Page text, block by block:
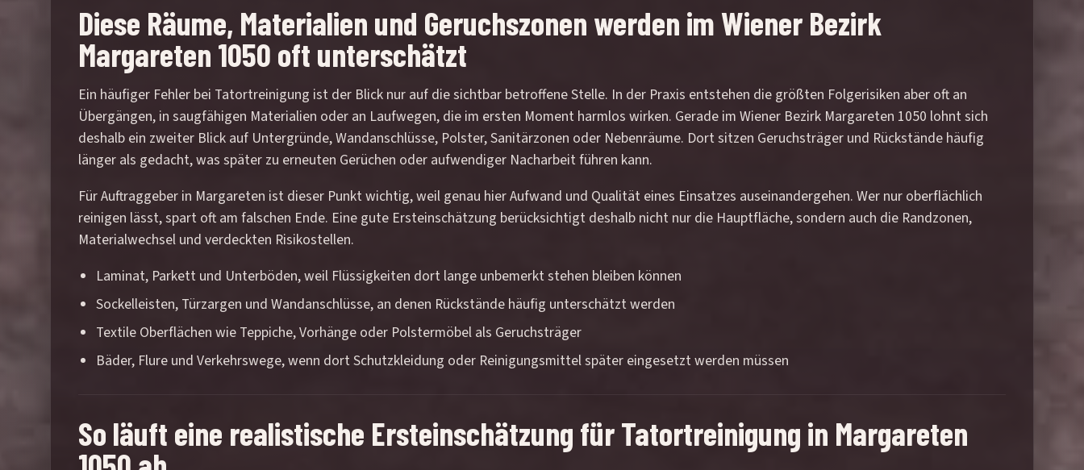
Diese Räume, Materialien und Geruchszonen werden im Wiener Bezirk
Margareten 1050 oft unterschätzt
Ein häufiger Fehler bei Tatortreinigung ist der Blick nur auf die sichtbar betroffene Stelle. In der Praxis entstehen die größten Folgerisiken aber oft an
Übergängen, in saugfähigen Materialien oder an Laufwegen, die im ersten Moment harmlos wirken. Gerade im Wiener Bezirk Margareten 1050 lohnt sich
deshalb ein zweiter Blick auf Untergründe, Wandanschlüsse, Polster, Sanitärzonen oder Nebenräume. Dort sitzen Geruchsträger und Rückstände häufig
länger als gedacht, was später zu erneuten Gerüchen oder aufwendiger Nacharbeit führen kann.
Für Auftraggeber in Margareten ist dieser Punkt wichtig, weil genau hier Aufwand und Qualität eines Einsatzes auseinandergehen. Wer nur oberflächlich
reinigen lässt, spart oft am falschen Ende. Eine gute Ersteinschätzung berücksichtigt deshalb nicht nur die Hauptfläche, sondern auch die Randzonen,
Materialwechsel und verdeckten Risikostellen.
Laminat, Parkett und Unterböden, weil Flüssigkeiten dort lange unbemerkt stehen bleiben können
Sockelleisten, Türzargen und Wandanschlüsse, an denen Rückstände häufig unterschätzt werden
Textile Oberflächen wie Teppiche, Vorhänge oder Polstermöbel als Geruchsträger
Bäder, Flure und Verkehrswege, wenn dort Schutzkleidung oder Reinigungsmittel später eingesetzt werden müssen
So läuft eine realistische Ersteinschätzung für Tatortreinigung in Margareten